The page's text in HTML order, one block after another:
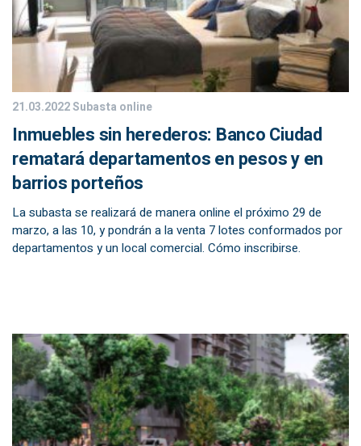
21.03.2022Subasta online
Inmuebles sin herederos: Banco Ciudad
rematará departamentos en pesos y en
barrios porteños
La subasta se realizará de manera online el próximo 29 de
marzo, a las 10, y pondrán a la venta 7 lotes conformados por
departamentos y un local comercial. Cómo inscribirse.